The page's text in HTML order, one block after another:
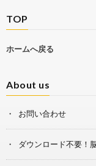
TOP
ホームへ戻る
About us
お問い合わせ
ダウンロード不要！